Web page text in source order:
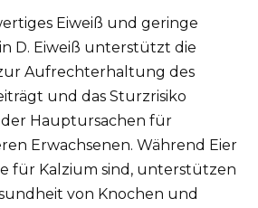
Eiweiß und geringe
D. Eiweiß unterstützt die
Aufrechterhaltung des
und das Sturzrisiko
Hauptursachen für
Erwachsenen. Während Eier
für Kalzium sind, unterstützen
von Knochen und